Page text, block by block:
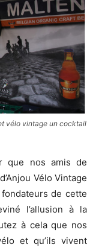
vélo vintage un cocktail
que nos amis de
Vélo Vintage
de cette
l’allusion à la
à cela que nos
et qu’ils vivent